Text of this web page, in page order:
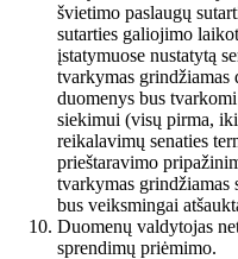
švietimo paslaugų
sutarties galiojimo
įstatymuose nustatytą
tvarkymas grindžiamas
duomenys bus
siekimui (visų pirma,
reikalavimų senaties
prieštaravimo
tvarkymas
bus veiksmingai
Duomenų valdytojas
sprendimų priėmimo.